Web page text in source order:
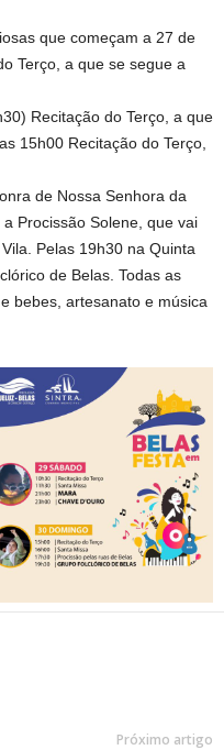
que começam a 27 de
Terço, a que se segue a
Recitação do Terço, a que
15h00 Recitação do Terço,
de Nossa Senhora da
Procissão Solene, que vai
Pelas 19h30 na Quinta
de Belas. Todas as
bebes, artesanato e música
Próximo artigo